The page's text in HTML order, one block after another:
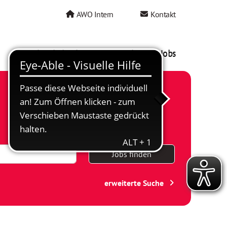
AWO Intern Kontakt
AWO als Arbeitgeber Mein AWO Jobs
Jobs finden
erweiterte Suche